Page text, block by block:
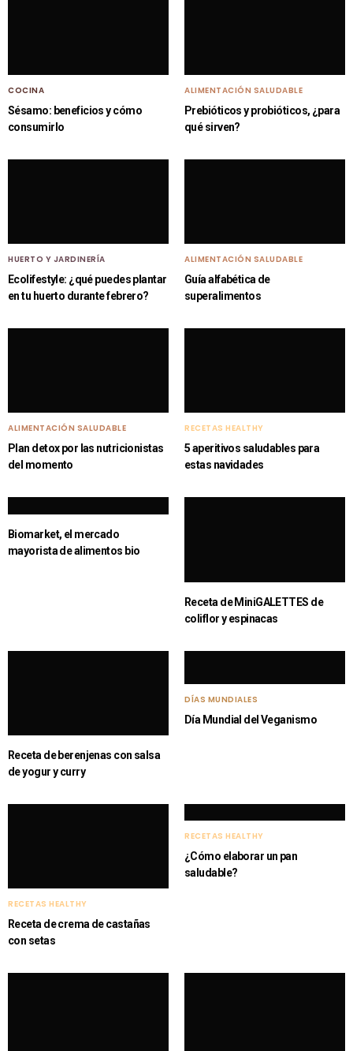
COCINA
Sésamo: beneficios y cómo
consumirlo
ALIMENTACIÓN SALUDABLE
Prebióticos y probióticos, ¿para
qué sirven?
HUERTO Y JARDINERÍA
Ecolifestyle: ¿qué puedes plantar
en tu huerto durante febrero?
ALIMENTACIÓN SALUDABLE
Guía alfabética de
superalimentos
ALIMENTACIÓN SALUDABLE
Plan detox por las nutricionistas
del momento
RECETAS HEALTHY
5 aperitivos saludables para
estas navidades
Biomarket, el mercado
mayorista de alimentos bio
Receta de MiniGALETTES de
coliflor y espinacas
Receta de berenjenas con salsa
de yogur y curry
DÍAS MUNDIALES
Día Mundial del Veganismo
RECETAS HEALTHY
Receta de crema de castañas
con setas
RECETAS HEALTHY
¿Cómo elaborar un pan
saludable?